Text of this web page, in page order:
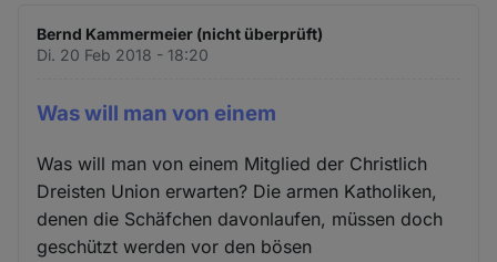
Bernd Kammermeier (nicht überprüft)
Di. 20 Feb 2018 - 18:20
Was will man von einem
Was will man von einem Mitglied der Christlich
Dreisten Union erwarten? Die armen Katholiken,
denen die Schäfchen davonlaufen, müssen doch
geschützt werden vor den bösen